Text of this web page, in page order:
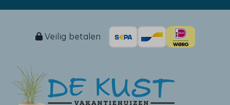
Veilig betalen